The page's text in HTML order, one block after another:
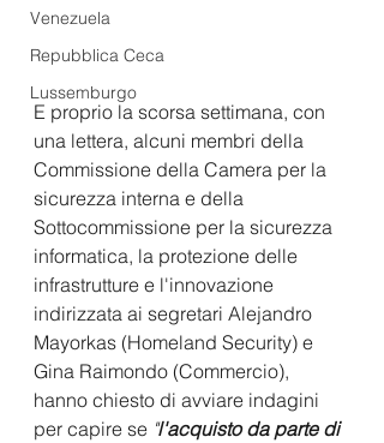
Venezuela
Repubblica Ceca
Lussemburgo
E proprio la scorsa settimana, con
una lettera, alcuni membri della
Commissione della Camera per la
sicurezza interna e della
Sottocommissione per la sicurezza
informatica, la protezione delle
infrastrutture e l'innovazione
indirizzata ai segretari Alejandro
Mayorkas (Homeland Security) e
Gina Raimondo (Commercio),
hanno chiesto di avviare indagini
per capire se "l'acquisto da parte di